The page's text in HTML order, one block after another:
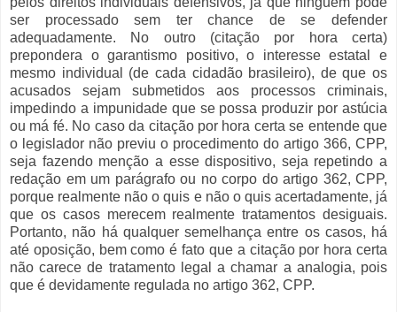
ser processado sem ter chance de se defender
adequadamente. No outro (citação por hora certa)
prepondera o garantismo positivo, o interesse estatal e
mesmo individual (de cada cidadão brasileiro), de que os
acusados sejam submetidos aos processos criminais,
impedindo a impunidade que se possa produzir por astúcia
ou má fé. No caso da citação por hora certa se entende que
o legislador não previu o procedimento do artigo 366, CPP,
seja fazendo menção a esse dispositivo, seja repetindo a
redação em um parágrafo ou no corpo do artigo 362, CPP,
porque realmente não o quis e não o quis acertadamente, já
que os casos merecem realmente tratamentos desiguais.
Portanto, não há qualquer semelhança entre os casos, há
até oposição, bem como é fato que a citação por hora certa
não carece de tratamento legal a chamar a analogia, pois
que é devidamente regulada no artigo 362, CPP.